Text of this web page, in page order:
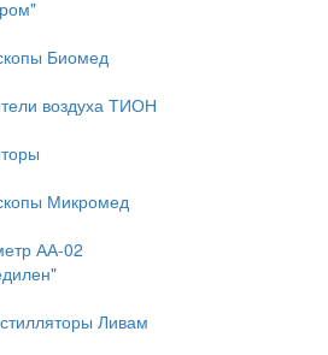
Биомед
воздуха ТИОН
Микромед
АА-02
Ливам